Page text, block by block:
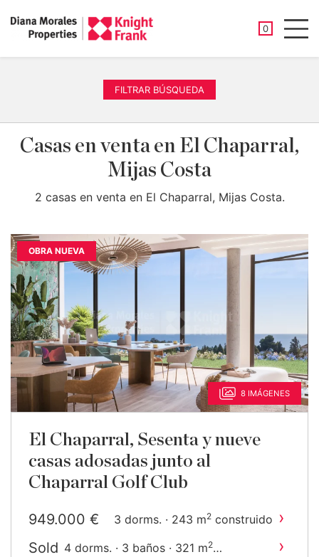
0
FILTRAR BÚSQUEDA
Casas en venta en El Chaparral,
Mijas Costa
2 casas en venta en El Chaparral, Mijas Costa.
OBRA NUEVA
8 IMÁGENES
El Chaparral, Sesenta y nueve
casas adosadas junto al
Chaparral Golf Club
949.000 € 3 dorms. · 243 m2 construido ›
Sold 4 dorms. · 3 baños · 321 m2 ›